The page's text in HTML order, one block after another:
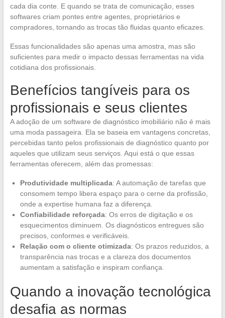
cada dia conte. E quando se trata de comunicação, esses
softwares criam pontes entre agentes, proprietários e
compradores, tornando as trocas tão fluidas quanto eficazes.
Essas funcionalidades são apenas uma amostra, mas são
suficientes para medir o impacto dessas ferramentas na vida
cotidiana dos profissionais.
Benefícios tangíveis para os
profissionais e seus clientes
A adoção de um software de diagnóstico imobiliário não é mais
uma moda passageira. Ela se baseia em vantagens concretas,
percebidas tanto pelos profissionais de diagnóstico quanto por
aqueles que utilizam seus serviços. Aqui está o que essas
ferramentas oferecem, além das promessas:
Produtividade multiplicada: A automação de tarefas que
consomem tempo libera espaço para o cerne da profissão,
onde a expertise humana faz a diferença.
Confiabilidade reforçada: Os erros de digitação e os
esquecimentos diminuem. Os diagnósticos entregues são
precisos, conformes e verificáveis.
Relação com o cliente otimizada: Os prazos reduzidos, a
transparência nas trocas e a clareza dos documentos
aumentam a satisfação e inspiram confiança.
Quando a inovação tecnológica
desafia as normas